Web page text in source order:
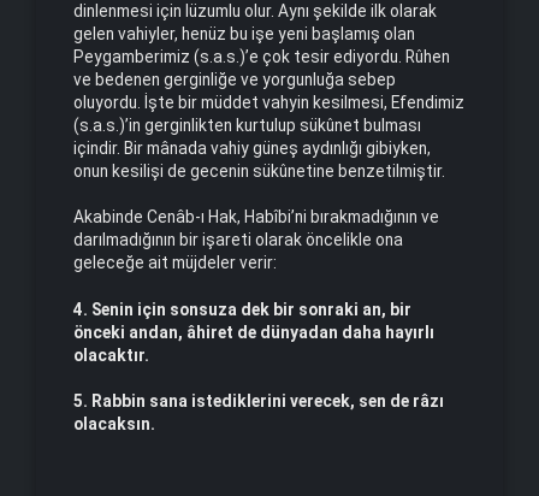
dinlenmesi için lüzumlu olur. Aynı şekilde ilk olarak
gelen vahiyler, henüz bu işe yeni başlamış olan
Peygamberimiz (s.a.s.)’e çok tesir ediyordu. Rûhen
ve bedenen gerginliğe ve yorgunluğa sebep
oluyordu. İşte bir müddet vahyin kesilmesi, Efendimiz
(s.a.s.)’in gerginlikten kurtulup sükûnet bulması
içindir. Bir mânada vahiy güneş aydınlığı gibiyken,
onun kesilişi de gecenin sükûnetine benzetilmiştir.
Akabinde Cenâb-ı Hak, Habîbi’ni bırakmadığının ve
darılmadığının bir işareti olarak öncelikle ona
geleceğe ait müjdeler verir:
4. Senin için sonsuza dek bir sonraki an, bir
önceki andan, âhiret de dünyadan daha hayırlı
olacaktır.
5. Rabbin sana istediklerini verecek, sen de râzı
olacaksın.